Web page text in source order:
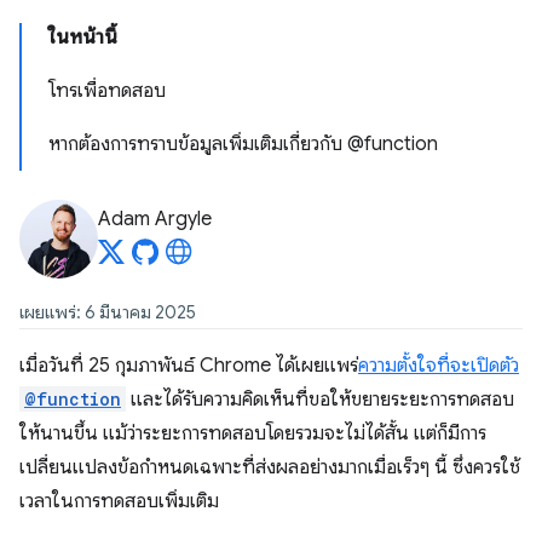
ในหน้านี้
โทรเพื่อทดสอบ
หากต้องการทราบข้อมูลเพิ่มเติมเกี่ยวกับ @function
Adam Argyle
เผยแพร่: 6 มีนาคม 2025
เมื่อวันที่ 25 กุมภาพันธ์ Chrome ได้เผยแพร่ความตั้งใจที่จะเปิดตัว
@function และได้รับความคิดเห็นที่ขอให้ขยายระยะการทดสอบ
ให้นานขึ้น แม้ว่าระยะการทดสอบโดยรวมจะไม่ได้สั้น แต่ก็มีการ
เปลี่ยนแปลงข้อกําหนดเฉพาะที่ส่งผลอย่างมากเมื่อเร็วๆ นี้ ซึ่งควรใช้
เวลาในการทดสอบเพิ่มเติม